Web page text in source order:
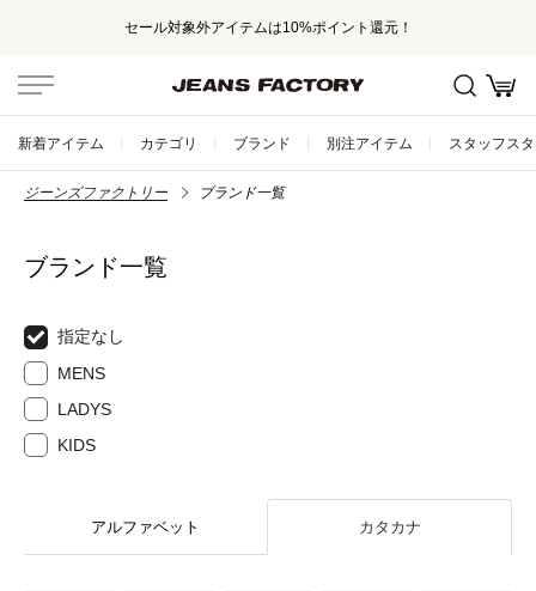
セール対象外アイテムは10%ポイント還元！
新着アイテム カテゴリ ブランド 別注アイテム スタッフス
ジーンズファクトリー ブランド一覧
ブランド一覧
指定なし
MENS
LADYS
KIDS
アルファベット カタカナ